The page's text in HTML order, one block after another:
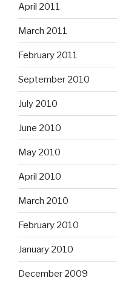
April 2011
March 2011
February 2011
September 2010
July 2010
June 2010
May 2010
April 2010
March 2010
February 2010
January 2010
December 2009